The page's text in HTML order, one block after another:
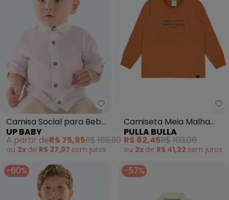
Up Baby - Camisa Social para
Camisa Social para Bebê
Menino (Branco)
UP BABY
A partir deR$ 75,95R$ 189,90
ou 2x de R$ 37,97 sem juros
Camiseta Meia Malha
(Marrom)
PULLA BULLA
R$ 82,45R$ 103,06
ou 2x de R$ 41,22 sem juros
-60% -57%